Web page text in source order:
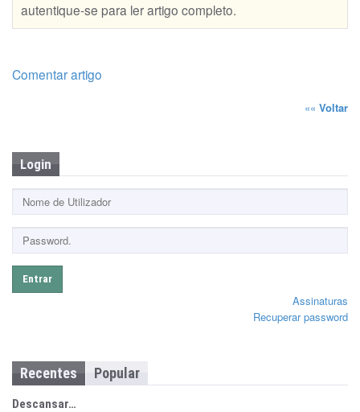
autentique-se para ler artigo completo.
Comentar artigo
«« Voltar
Login
Entrar
Assinaturas
Recuperar password
Recentes Popular
Descansar…